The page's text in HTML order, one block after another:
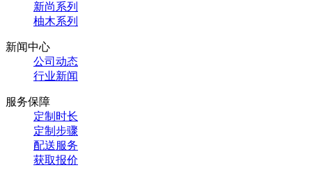
新尚系列
柚木系列
新闻中心
公司动态
行业新闻
服务保障
定制时长
定制步骤
配送服务
获取报价